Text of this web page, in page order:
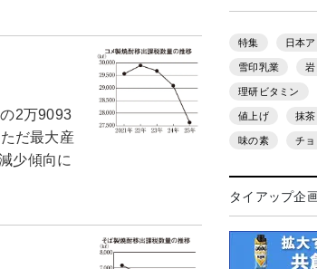
2万9093
だ最大産
少傾向に
特集 日本
雪印乳業 岩
理研ビタミン
値上げ 抹茶
味の素 チ
タイアップ企